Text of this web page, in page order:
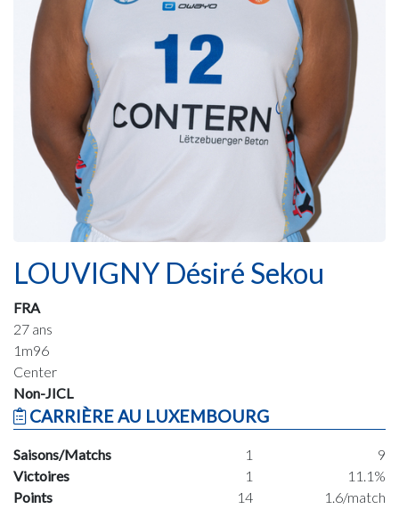
LOUVIGNY Désiré Sekou
FRA
27 ans
1m96
Center
Non-JICL
CARRIÈRE AU LUXEMBOURG
Saisons/Matchs 1
9
Victoires
1
11.1%
Points
14
1.6/match